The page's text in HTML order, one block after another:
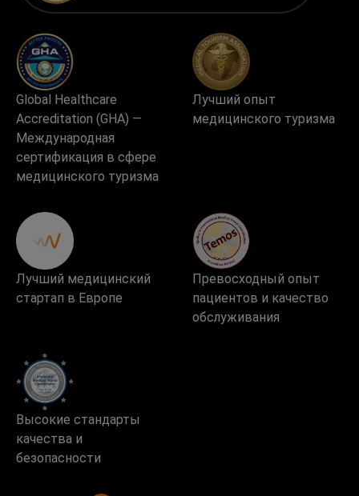
Global Healthcare
Accreditation (GHA) —
Международная
сертификация в сфере
медицинского туризма
Лучший опыт
медицинского туризма
Лучший медицинский
стартап в Европе
Превосходный опыт
пациентов и качество
обслуживания
Высокие стандарты
качества и
безопасности